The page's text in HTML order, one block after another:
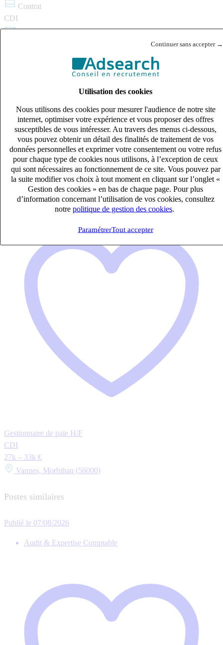
Continuer sans accepter →
Utilisation des cookies
Nous utilisons des cookies pour mesurer l'audience de notre site
internet, optimiser votre expérience et vous proposer des offres
susceptibles de vous intéresser. Au travers des menus ci-dessous,
vous pouvez obtenir un détail des finalités de traitement de vos
données personnelles et exprimer votre consentement ou votre refus
pour chaque type de cookies nous utilisons, à l’exception de ceux
qui sont nécessaires au fonctionnement de ce site. Vous pouvez par
la suite modifier vos choix à tout moment en cliquant sur l’onglet «
Gestion des cookies » en bas de chaque page. Pour plus
d’information concernant l’utilisation de vos cookies, consultez
notre politique de gestion des cookies
ParamétrerTout accepter
Contrat
CDI
Je postule
Postes similaires
Publié le 07/08/2026
Audit & Expertise Comptable
Gestionnaire de paie H/F
CDI
27k – 33k €
Vannes, Morbihan (56000)
Postes similaires
Publié le 07/08/2026
Audit & Expertise Comptable